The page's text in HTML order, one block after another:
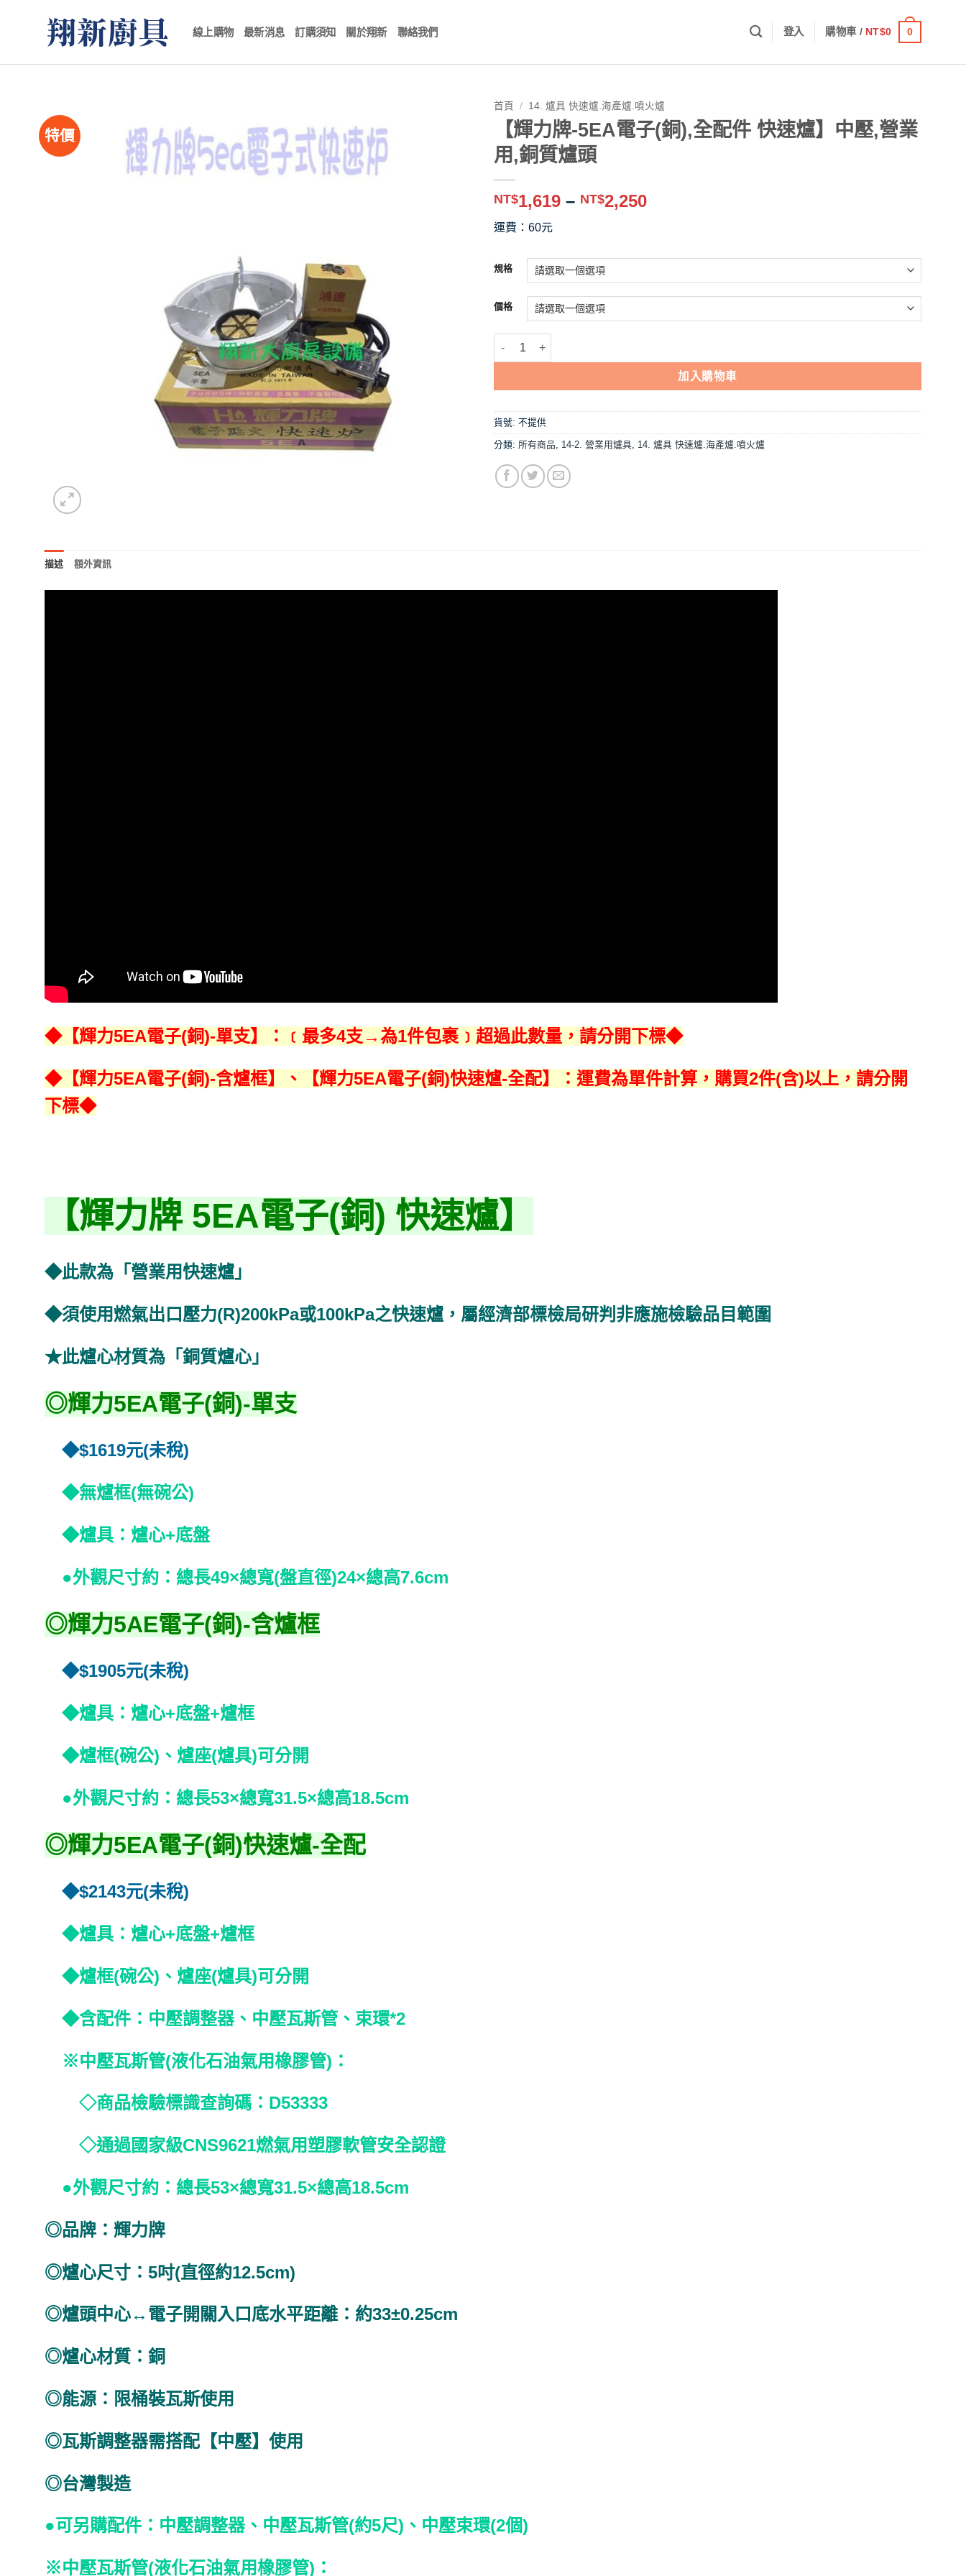
線上購物 最新消息 訂購須知 關於翔新 聯絡我們 登入 購物車 / NT$0 0
特價
首頁 / 14. 爐具 快速爐.海產爐.噴火爐
【輝力牌-5EA電子(銅),全配件 快速爐】中壓,營業
用,銅質爐頭
NT$1,619 – NT$2,250價
到
NT$2,250
運費：60元
規格
價格
【輝力牌-5EA電子(銅),全配件 快速爐】中壓,營業用,銅質爐頭 數量
加入購物車
貨號: 不提供
分類: 所有商品 14-2. 營業用爐具 14. 爐具 快速爐.海產爐.噴火爐
描述 額外資訊
◆【輝力5EA電子(銅)-單支】：﹝最多4支→為1件包裹﹞超過此數量，請分開下標◆
◆【輝力5EA電子(銅)-含爐框】、【輝力5EA電子(銅)快速爐-全配】：運費為單件計算，購買2件(含)以上，請分開
下標◆
【輝力牌 5EA電子(銅) 快速爐】
◆此款為「營業用快速爐」
◆須使用燃氣出口壓力(R)200kPa或100kPa之快速爐，屬經濟部標檢局研判非應施檢驗品目範圍
★此爐心材質為「銅質爐心」
◎輝力5EA電子(銅)-單支
◆$1619元(未稅)
◆無爐框(無碗公)
◆爐具：爐心+底盤
●外觀尺寸約：總長49×總寬(盤直徑)24×總高7.6cm
◎輝力5AE電子(銅)-含爐框
◆$1905元(未稅)
◆爐具：爐心+底盤+爐框
◆爐框(碗公)、爐座(爐具)可分開
●外觀尺寸約：總長53×總寬31.5×總高18.5cm
◎輝力5EA電子(銅)快速爐-全配
◆$2143元(未稅)
◆爐具：爐心+底盤+爐框
◆爐框(碗公)、爐座(爐具)可分開
◆含配件：中壓調整器、中壓瓦斯管、束環*2
※中壓瓦斯管(液化石油氣用橡膠管)：
◇商品檢驗標識查詢碼：D53333
◇通過國家級CNS9621燃氣用塑膠軟管安全認證
●外觀尺寸約：總長53×總寬31.5×總高18.5cm
◎品牌：輝力牌
◎爐心尺寸：5吋(直徑約12.5cm)
◎爐頭中心↔電子開關入口底水平距離：約33±0.25cm
◎爐心材質：銅
◎能源：限桶裝瓦斯使用
◎瓦斯調整器需搭配【中壓】使用
◎台灣製造
●可另購配件：中壓調整器、中壓瓦斯管(約5尺)、中壓束環(2個)
※中壓瓦斯管(液化石油氣用橡膠管)：